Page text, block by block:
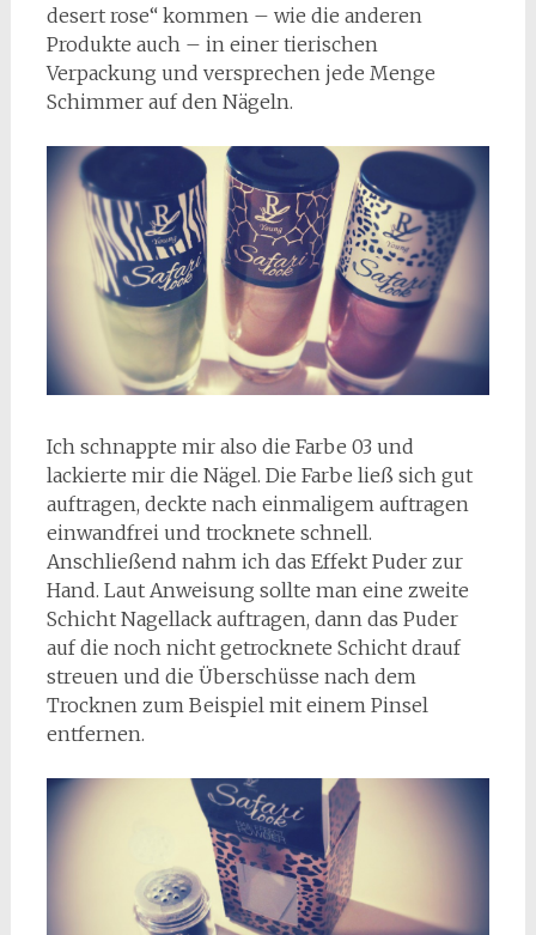
desert rose“ kommen – wie die anderen
Produkte auch – in einer tierischen
Verpackung und versprechen jede Menge
Schimmer auf den Nägeln.
Ich schnappte mir also die Farbe 03 und
lackierte mir die Nägel. Die Farbe ließ sich gut
auftragen, deckte nach einmaligem auftragen
einwandfrei und trocknete schnell.
Anschließend nahm ich das Effekt Puder zur
Hand. Laut Anweisung sollte man eine zweite
Schicht Nagellack auftragen, dann das Puder
auf die noch nicht getrocknete Schicht drauf
streuen und die Überschüsse nach dem
Trocknen zum Beispiel mit einem Pinsel
entfernen.